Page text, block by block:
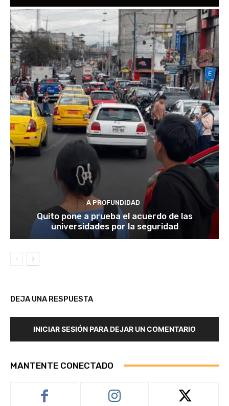
A PROFUNDIDAD
Quito pone a prueba el acuerdo de las
universidades por la seguridad
DEJA UNA RESPUESTA
INICIAR SESIÓN PARA DEJAR UN COMENTARIO
MANTENTE CONECTADO